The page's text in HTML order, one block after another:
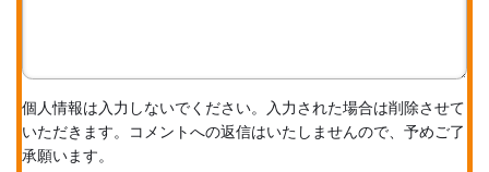
個人情報は入力しないでください。入力された場合は削除させて
いただきます。コメントへの返信はいたしませんので、予めご了
承願います。